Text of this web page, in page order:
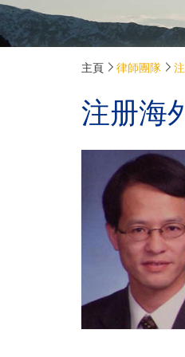
主頁 律師團隊
注册海